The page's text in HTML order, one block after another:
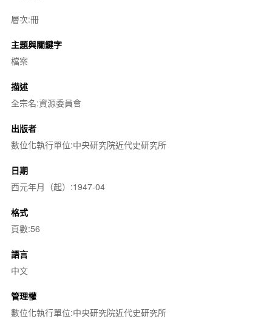
層次:冊
主題與關鍵字
檔案
描述
全宗名:資源委員會
出版者
數位化執行單位:中央研究院近代史研究所
日期
西元年月（起）:1947-04
格式
頁數:56
語言
中文
管理權
數位化執行單位:中央研究院近代史研究所